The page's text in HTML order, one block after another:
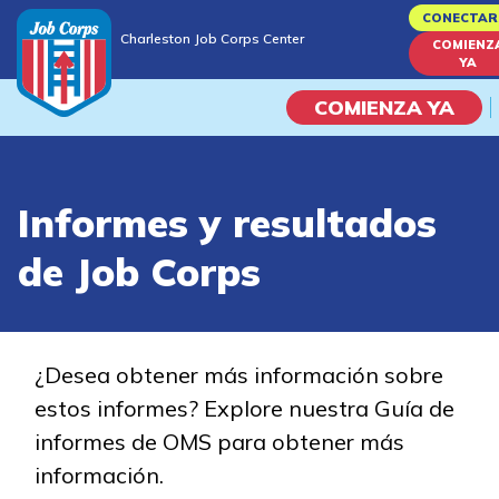
to
content
Charleston Job Corps Center
YA
COMIENZA YA
Vida En El Campus
Habilidades académicas
Estudiar
Programas de
Informes y resultados
de Job Corps
¿Desea obtener más información sobre
estos informes? Explore nuestra Guía de
informes de OMS para obtener más
información.